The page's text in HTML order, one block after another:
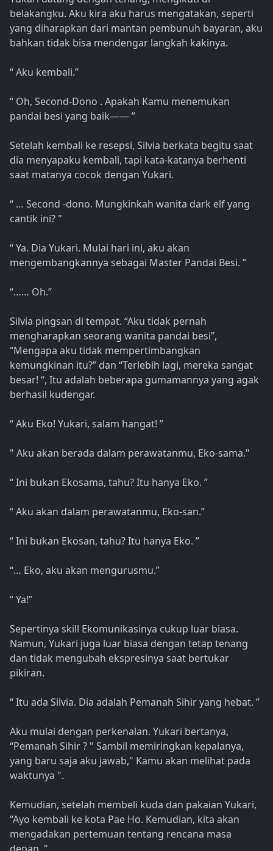
belakangku. Aku kira aku harus mengatakan, seperti
yang diharapkan dari mantan pembunuh bayaran, aku
bahkan tidak bisa mendengar langkah kakinya.
“ Aku kembali.”
“ Oh, Second-Dono . Apakah Kamu menemukan
pandai besi yang baik―― ”
Setelah kembali ke resepsi, Silvia berkata begitu saat
dia menyapaku kembali, tapi kata-katanya berhenti
saat matanya cocok dengan Yukari.
“ … Second -dono. Mungkinkah wanita dark elf yang
cantik ini? "
“ Ya. Dia Yukari. Mulai hari ini, aku akan
mengembangkannya sebagai Master Pandai Besi. ”
“…… Oh.”
Silvia pingsan di tempat. “Aku tidak pernah
mengharapkan seorang wanita pandai besi”,
“Mengapa aku tidak mempertimbangkan
kemungkinan itu?” dan “Terlebih lagi, mereka sangat
besar! “, Itu adalah beberapa gumamannya yang agak
berhasil kudengar.
“ Aku Eko! Yukari, salam hangat! ”
" Aku akan berada dalam perawatanmu, Eko-sama."
“ Ini bukan Ekosama, tahu? Itu hanya Eko. ”
“ Aku akan dalam perawatanmu, Eko-san.”
“ Ini bukan Ekosan, tahu? Itu hanya Eko. ”
“… Eko, aku akan mengurusmu.”
“ Ya!”
Sepertinya skill Ekomunikasinya cukup luar biasa.
Namun, Yukari juga luar biasa dengan tetap tenang
dan tidak mengubah ekspresinya saat bertukar
pikiran.
“ Itu ada Silvia. Dia adalah Pemanah Sihir yang hebat. ”
Aku mulai dengan perkenalan. Yukari bertanya,
“Pemanah Sihir ? " Sambil memiringkan kepalanya,
yang baru saja aku jawab," Kamu akan melihat pada
waktunya ".
Kemudian, setelah membeli kuda dan pakaian Yukari,
“Ayo kembali ke kota Pae Ho. Kemudian, kita akan
mengadakan pertemuan tentang rencana masa